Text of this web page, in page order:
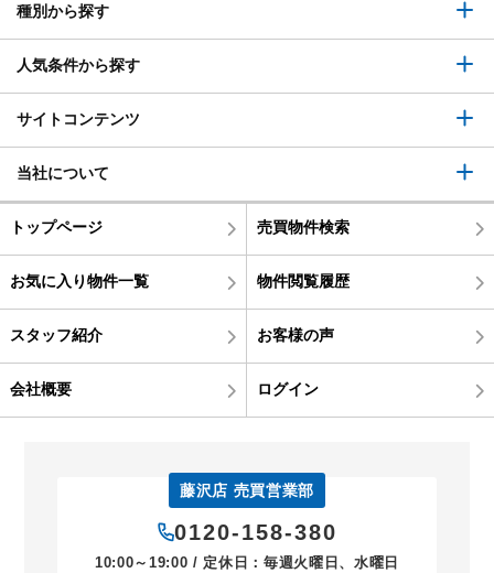
種別から探す
人気条件から探す
サイトコンテンツ
当社について
トップページ 売買物件検索
お気に入り物件一覧 物件閲覧履歴
スタッフ紹介 お客様の声
会社概要 ログイン
藤沢店 売買営業部
0120-158-380
10:00～19:00 / 定休日：毎週火曜日、水曜日